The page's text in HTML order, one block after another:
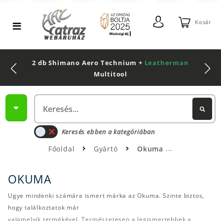
Kosár
2 db Shimano Aero Technium + Leatherman
Multitool
Keresés ebben a kategóriában
Főoldal Gyártó Okuma
OKUMA
Ugye mindenki számára ismert márka az Okuma. Szinte biztos,
hogy találkoztatok már
valamelyik termékével. Természetesen a legismertebbek a